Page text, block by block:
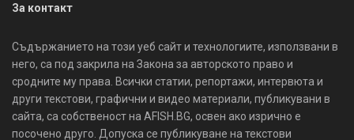
За контакт
Съдържанието на този уеб сайт и технологиите, използвани в
него, са под закрила на Закона за авторското право и
сродните му права. Всички статии, репортажи, интервюта и
други текстови, графични и видео материали, публикувани в
сайта, са собственост на AFISH.BG, освен ако изрично е
посочено друго. Допуска се публикуване на текстови